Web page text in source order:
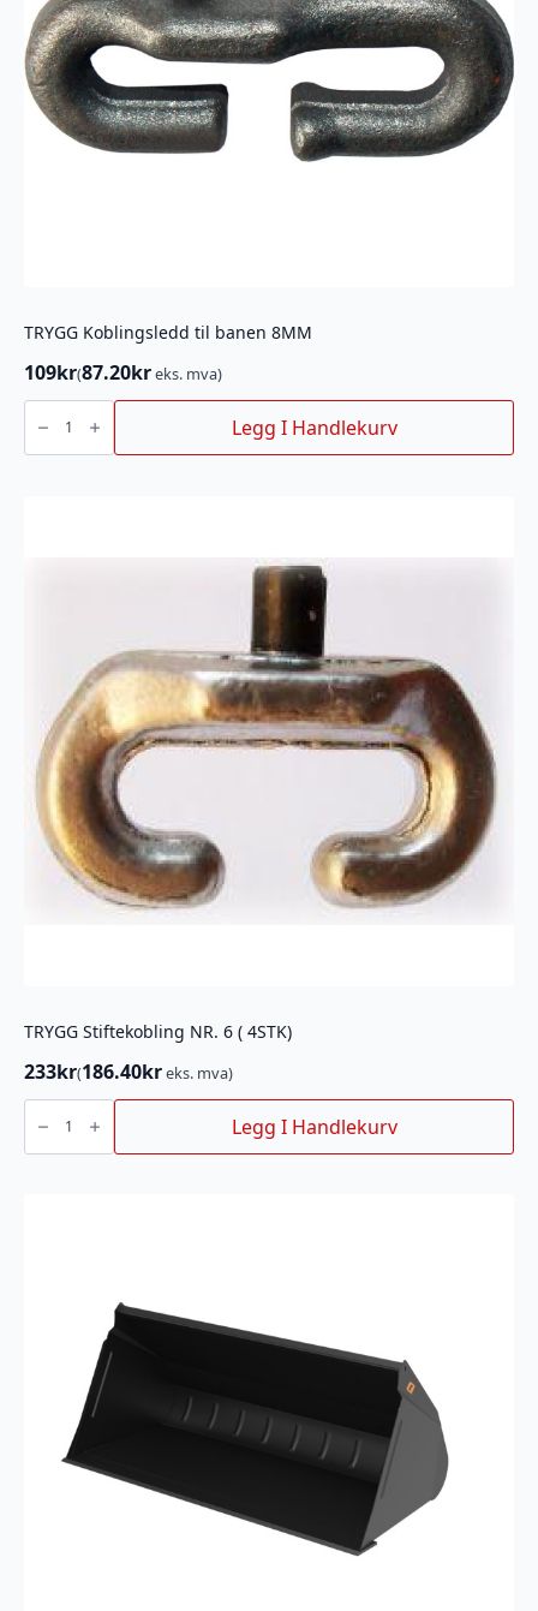
TRYGG Koblingsledd til banen 8MM
109kr(87.20kreks. mva)
TRYGG
Koblingsledd
banen
Legg I Handlekurv
TRYGG Stiftekobling NR. 6 ( 4STK)
233kr(186.40kreks. mva)
TRYGG
Stiftekobling
NR.
6
Legg I Handlekurv